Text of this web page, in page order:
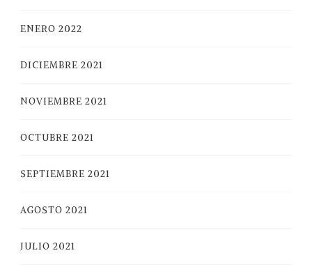
ENERO 2022
DICIEMBRE 2021
NOVIEMBRE 2021
OCTUBRE 2021
SEPTIEMBRE 2021
AGOSTO 2021
JULIO 2021